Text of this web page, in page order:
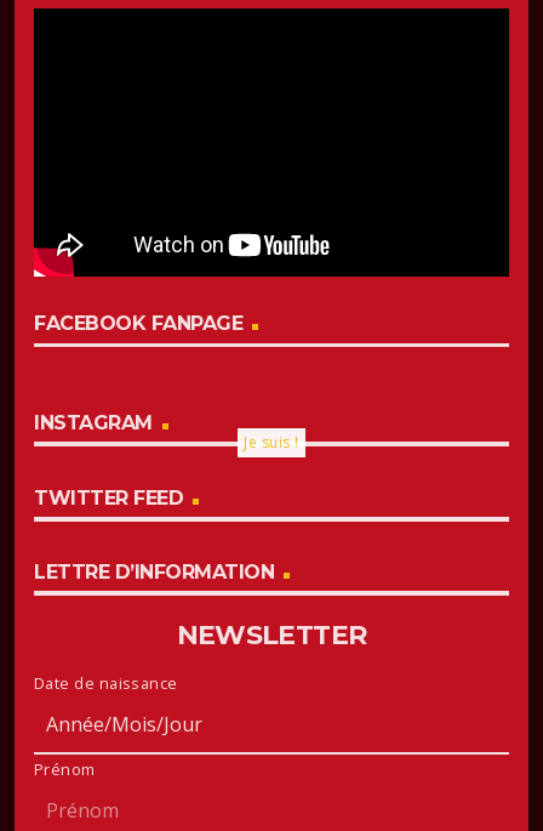
FACEBOOK FANPAGE
INSTAGRAM
Je suis !
TWITTER FEED
LETTRE D’INFORMATION
NEWSLETTER
Date de naissance
Prénom